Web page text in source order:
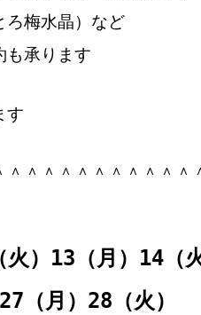
ろ梅水晶）など
も承ります
す
＾＾＾＾＾＾＾＾＾＾
火）13（月）14（
（月）28（火）